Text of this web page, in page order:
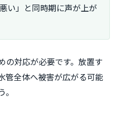
い」と同時期に声が上が
の対応が必要です。放置す
管全体へ被害が広がる可能